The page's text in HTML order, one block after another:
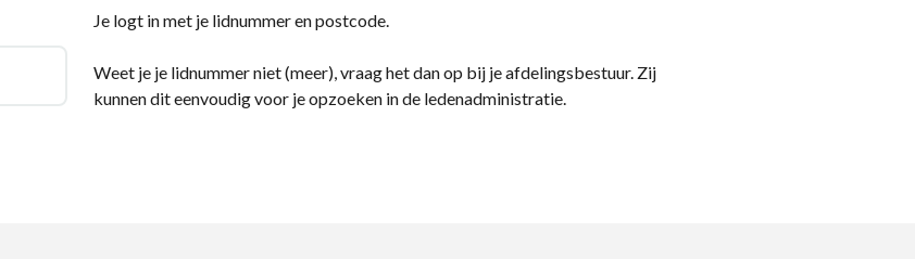
Je logt in met je lidnummer en postcode.
Weet je je lidnummer niet (meer), vraag het dan op bij je afdelingsbestuur. Zij
kunnen dit eenvoudig voor je opzoeken in de ledenadministratie.